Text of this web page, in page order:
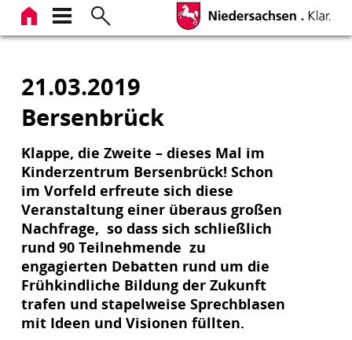
Zum
Inhalt
21.03.2019
Bersenbrück
Klappe, die Zweite – dieses Mal im
Kinderzentrum Bersenbrück! Schon
im Vorfeld erfreute sich diese
Veranstaltung einer überaus großen
Nachfrage, so dass sich schließlich
rund 90 Teilnehmende zu
engagierten Debatten rund um die
Frühkindliche Bildung der Zukunft
trafen und stapelweise Sprechblasen
mit Ideen und Visionen füllten.